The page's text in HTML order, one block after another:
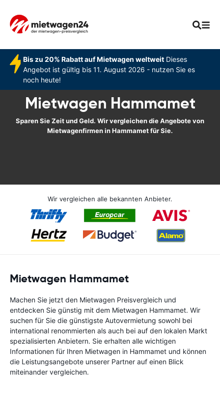
Bis zu 20% Rabatt auf Mietwagen weltweitDieses
Angebot ist gültig bis 11. August 2026 - nutzen Sie es
noch heute!
Mietwagen Hammamet
Sparen Sie Zeit und Geld. Wir vergleichen die Angebote von
Mietwagenfirmen in Hammamet für Sie.
Wir vergleichen alle bekannten Anbieter.
Mietwagen Hammamet
Machen Sie jetzt den Mietwagen Preisvergleich und
entdecken Sie günstig mit dem Mietwagen Hammamet. Wir
suchen für Sie die günstigste Autovermietung sowohl bei
international renommierten als auch bei auf den lokalen Markt
spezialisierten Anbietern. Sie erhalten alle wichtigen
Informationen für Ihren Mietwagen in Hammamet und können
die Leistungsangebote unserer Partner auf einen Blick
miteinander vergleichen.